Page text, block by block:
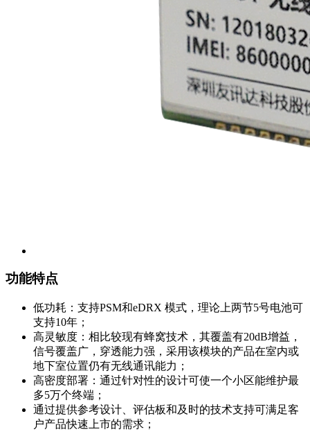
功能特点
低功耗：支持PSM和eDRX 模式，理论上两节5号电池可
支持10年；
高灵敏度：相比较现有蜂窝技术，其覆盖有20dB增益，
信号覆盖广，穿透能力强，采用该模块的产品在室内或
地下室位置仍有无线通讯能力；
高密度部署：通过针对性的设计可使一个小区能维护最
多5万个终端；
通过提供参考设计、评估板和及时的技术支持可满足客
户产品快速上市的需求；